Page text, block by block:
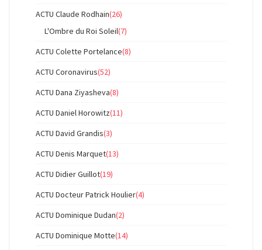
ACTU Claude Rodhain(26)
L'Ombre du Roi Soleil(7)
ACTU Colette Portelance(8)
ACTU Coronavirus(52)
ACTU Dana Ziyasheva(8)
ACTU Daniel Horowitz(11)
ACTU David Grandis(3)
ACTU Denis Marquet(13)
ACTU Didier Guillot(19)
ACTU Docteur Patrick Houlier(4)
ACTU Dominique Dudan(2)
ACTU Dominique Motte(14)